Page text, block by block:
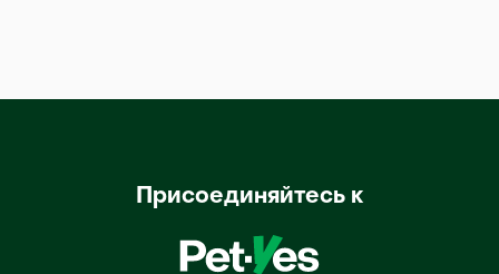
Присоединяйтесь к